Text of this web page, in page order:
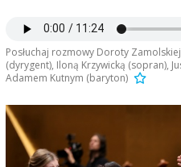
Posłuchaj rozmowy Doroty
(dyrygent), Iloną Krzywicką (sopran),
Adamem Kutnym (baryton)